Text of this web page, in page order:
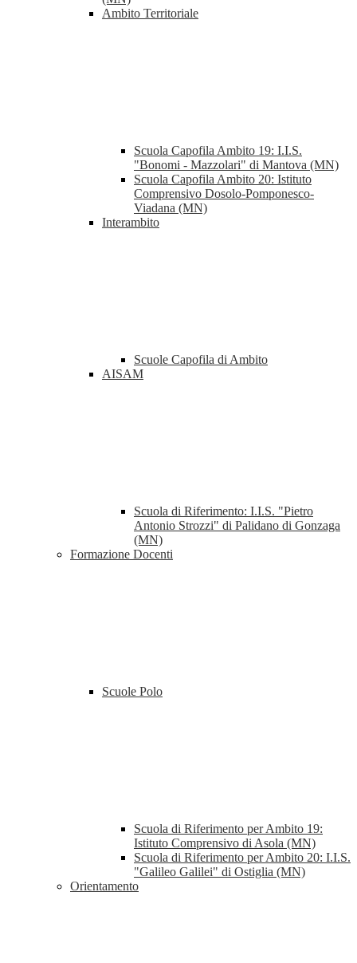
Ambito Territoriale
Scuola Capofila Ambito 19: I.I.S.
"Bonomi - Mazzolari" di Mantova (MN)
Scuola Capofila Ambito 20: Istituto
Comprensivo Dosolo-Pomponesco-
Viadana (MN)
Interambito
Scuole Capofila di Ambito
AISAM
Scuola di Riferimento: I.I.S. "Pietro
Antonio Strozzi" di Palidano di Gonzaga
(MN)
Formazione Docenti
Scuole Polo
Scuola di Riferimento per Ambito 19:
Istituto Comprensivo di Asola (MN)
Scuola di Riferimento per Ambito 20: I.I.S.
"Galileo Galilei" di Ostiglia (MN)
Orientamento